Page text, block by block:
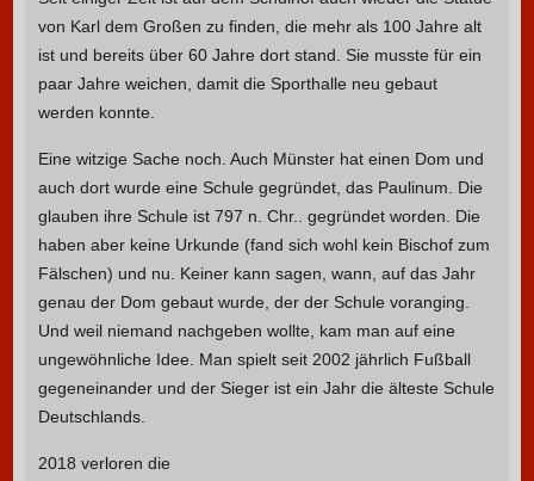
von Karl dem Großen zu finden, die mehr als 100 Jahre alt
ist und bereits über 60 Jahre dort stand. Sie musste für ein
paar Jahre weichen, damit die Sporthalle neu gebaut
werden konnte.
Eine witzige Sache noch. Auch Münster hat einen Dom und
auch dort wurde eine Schule gegründet, das Paulinum. Die
glauben ihre Schule ist 797 n. Chr.. gegründet worden. Die
haben aber keine Urkunde (fand sich wohl kein Bischof zum
Fälschen) und nu. Keiner kann sagen, wann, auf das Jahr
genau der Dom gebaut wurde, der der Schule voranging.
Und weil niemand nachgeben wollte, kam man auf eine
ungewöhnliche Idee. Man spielt seit 2002 jährlich Fußball
gegeneinander und der Sieger ist ein Jahr die älteste Schule
Deutschlands.
2018 verloren die